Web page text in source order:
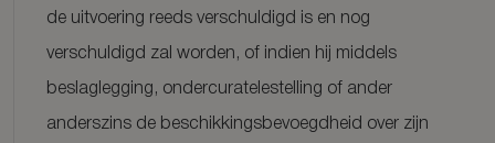
de uitvoering reeds verschuldigd is en nog
verschuldigd zal worden, of indien hij middels
beslaglegging, ondercuratelestelling of ander
anderszins de beschikkingsbevoegdheid over zijn